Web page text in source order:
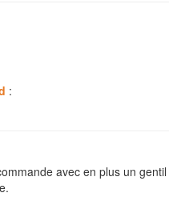
:
avec en plus un